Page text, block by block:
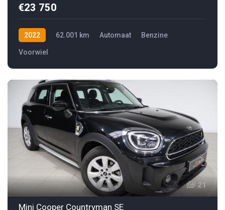
€23 750
2022 62.001 km Automaat Benzine
Voorwiel
21
Mini Cooper Countryman SE